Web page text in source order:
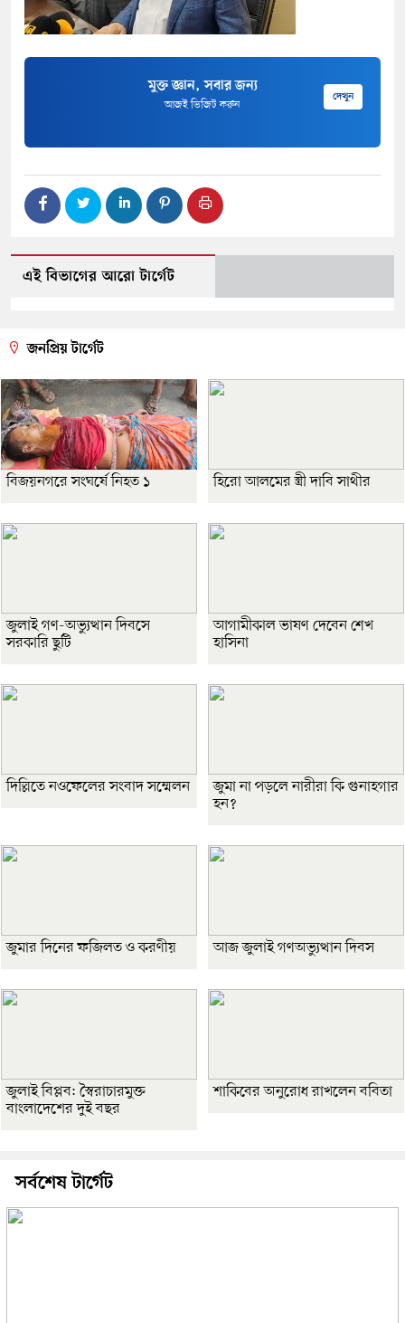
মুক্ত জ্ঞান, সবার জন্য
আজই ভিজিট করুন
দেখুন
এই বিভাগের আরো টার্গেট
জনপ্রিয় টার্গেট
বিজয়নগরে সংঘর্ষে নিহত ১ হিরো আলমের স্ত্রী দাবি সাথীর
জুলাই গণ-অভ্যুত্থান দিবসে
সরকারি ছুটি
আগামীকাল ভাষণ দেবেন শেখ
হাসিনা
দিল্লিতে নওফেলের সংবাদ সম্মেলন
জুমা না পড়লে নারীরা কি গুনাহগার
হন?
জুমার দিনের ফজিলত ও করণীয় আজ জুলাই গণঅভ্যুত্থান দিবস
জুলাই বিপ্লব: স্বৈরাচারমুক্ত
বাংলাদেশের দুই বছর
শাকিবের অনুরোধ রাখলেন ববিতা
সর্বশেষ টার্গেট